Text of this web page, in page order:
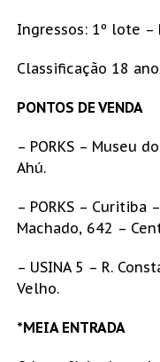
Ingressos: 1º lote –
Classificação 18
PONTOS DE VENDA
– PORKS – Museu
Ahú.
– PORKS – Curitiba
Machado, 642 –
– USINA 5 – R.
Velho.
*MEIA ENTRADA